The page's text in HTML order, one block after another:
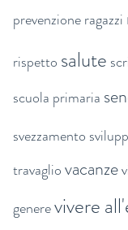
prevenzioneragazzi
rispetto salute
scuola primaria
svezzamento
travaglio vacanze
generevivere